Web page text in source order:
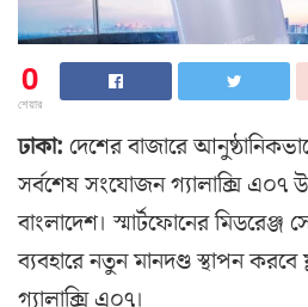
0
শেয়ার
ঢাকা: দেশের বাজারে
সর্বশেষ সংযোজন গ্যালাক্সি এ০৭
বাংলাদেশ। স্মার্টফোনের মিডরেঞ্জ
ব্যবহারে নতুন মানদণ্ড স্থাপন করবে